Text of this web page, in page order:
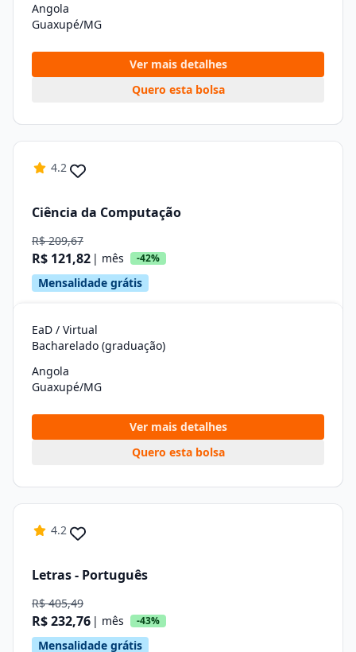
Angola
Guaxupé/MG
Ver mais detalhes
Quero esta bolsa
4.2
Ciência da Computação
R$ 209,67
R$ 121,82 | mês -42%
Mensalidade grátis
EaD / Virtual
Bacharelado (graduação)
Angola
Guaxupé/MG
Ver mais detalhes
Quero esta bolsa
4.2
Letras - Português
R$ 405,49
R$ 232,76 | mês -43%
Mensalidade grátis